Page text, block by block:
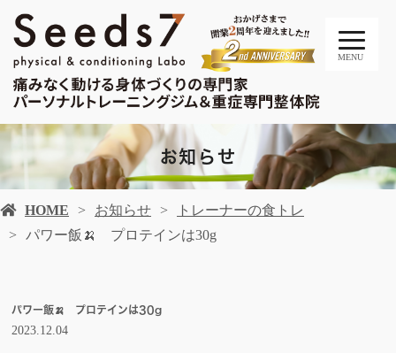
MENU
お知らせ
HOME お知らせ
トレーナーの食トレ
パワー飯🍌 プロテインは30g
パワー飯🍌 プロテインは30g
2023.12.04